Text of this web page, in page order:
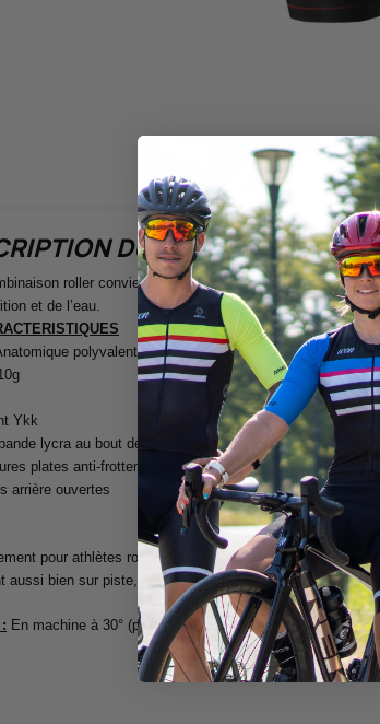
DU PRODUIT
roller conviendra aussi bien sur pistes, route ou
et de l’eau.
polyvalente
Ykk
lycra au bout des cuisses
plates anti-frottement
arrière ouvertes
pour athlètes roller
aussi bien sur piste, route ou indoor
En machine à 30° (pas de sèche linge et de repassage).